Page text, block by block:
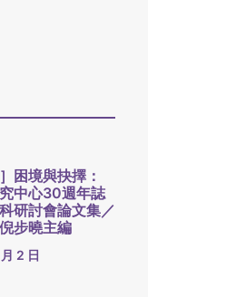
困境與抉擇：
究中心30週年誌
研討會論文集／
步曉主編
2 日